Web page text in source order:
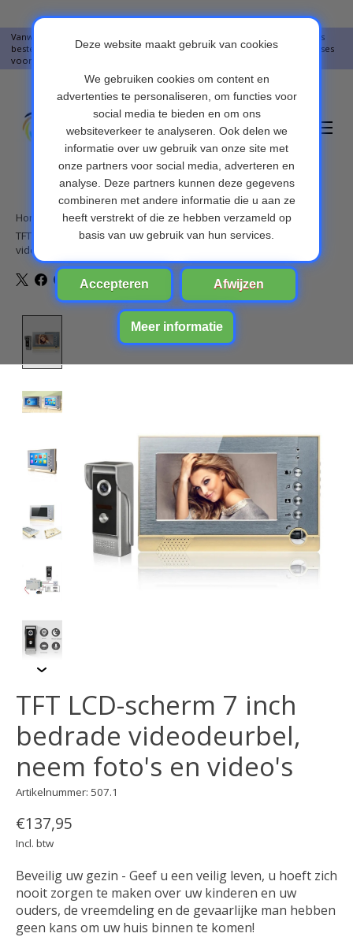
Vanwege vakantie worden er op moment geen pakketjes verstuurd. Alles
bestellingen vanaf 09-07-2026 word op 10-08-2026 verzonden. Onze excuses
voor het ongemak. Bedankt voor u begrip.
Verlanglijst
Home
TFT LCD-scherm 7 inch bedrade videodeurbel, neem foto's en
video's
Product image slideshow Items
TFT LCD-scherm 7 inch
bedrade videodeurbel,
neem foto's en video's
Artikelnummer: 507.1
€137,95
Incl. btw
Beveilig uw gezin - Geef u een veilig leven, u hoeft zich
nooit zorgen te maken over uw kinderen en uw
ouders, de vreemdeling en de gevaarlijke man hebben
geen kans om uw huis binnen te komen!